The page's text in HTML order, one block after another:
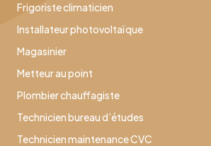
Frigoriste climaticien
Installateur photovoltaïque
Magasinier
Metteur au point
Plombier chauffagiste
Technicien bureau d’études
Technicien maintenance CVC